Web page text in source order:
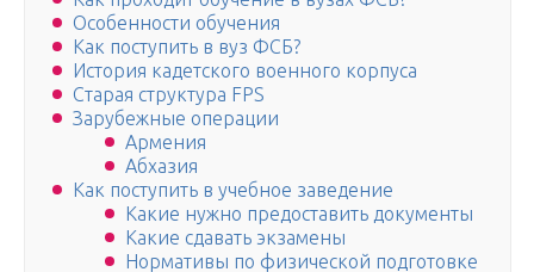
Особенности обучения
Как поступить в вуз ФСБ?
История кадетского военного корпуса
Старая структура FPS
Зарубежные операции
Армения
Абхазия
Как поступить в учебное заведение
Какие нужно предоставить документы
Какие сдавать экзамены
Нормативы по физической подготовке